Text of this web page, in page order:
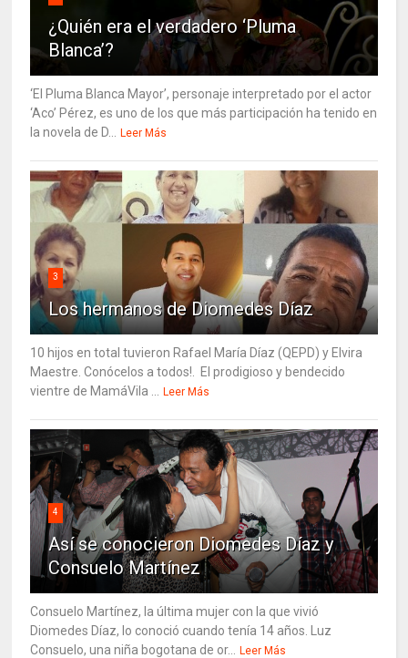
¿Quién era el verdadero ‘Pluma
Blanca’?
‘El Pluma Blanca Mayor’, personaje interpretado por el actor
‘Aco’ Pérez, es uno de los que más participación ha tenido en
la novela de D...
Leer Más
3
Los hermanos de Diomedes Díaz
10 hijos en total tuvieron Rafael María Díaz (QEPD) y Elvira
Maestre. Conócelos a todos!. El prodigioso y bendecido
vientre de MamáVila ...
Leer Más
4
Así se conocieron Diomedes Díaz y
Consuelo Martínez
Consuelo Martínez, la última mujer con la que vivió
Diomedes Díaz, lo conoció cuando tenía 14 años. Luz
Consuelo, una niña bogotana de or...
Leer Más